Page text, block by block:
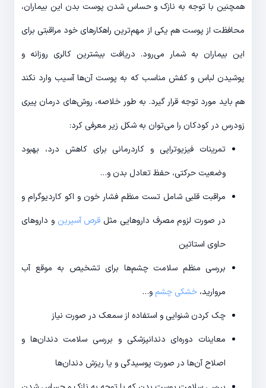
همچنین با توجه به نازک و حساس شدن پوست بدن این بیماران،
محافظت از پوست هم یکی از مهم‌ترین راهکارهای خود مراقبتی برای
این بیماران به شمار می‌رود. دریافت بیشترین کالری روزانه و
پوشیدن لباس و کفش مناسب که به پوست آن‌ها آسیب وارد نکند
هم باید مورد توجه قرار گیرد. به طور خلاصه، روش‌های درمان پیری
زودرس در کودکان را می‌توان به شکل زیر معرفی کرد:
تمرینات فیزیوتراپی و کاردرمانی برای کاهش درد، بهبود
وضعیت حرکتی، حفظ تعادل بدن و…
مراقبت قلبی شامل تست منظم فشار خون و اکو کاردیوگرام و
در صورت لزوم مصرف داروهایی مثل قرص آسپرین و داروهای
حاوی استاتین
بررسی منظم سلامت چشم‌ها برای تشخیص به موقع آب
مروارید، خشکی چشم و…
چک کردن شنوایی و استفاده از سمعک در صورت نیاز
معاینات دوره‌ای دندانپزشکی و بررسی سلامت دندان‌ها و
اصلاح آن‌ها در صورت پوسیدگی و یا ریزش دندان‌ها